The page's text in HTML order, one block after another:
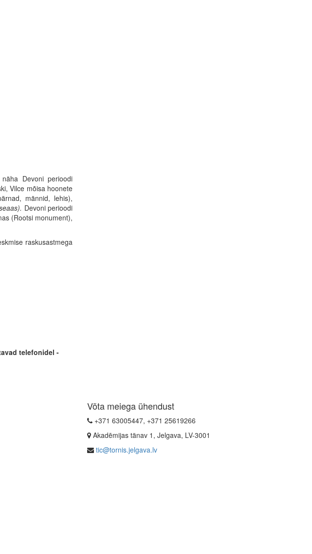
Devoni perioodi
Vilce mõisa hoonete
männid, lehis),
Devoni perioodi
(Rootsi monument),
raskusastmega
telefonidel -
Võta meiega ühendust
+371 63005447, +371 25619266
Akadēmijas tänav 1, Jelgava, LV-3001
tic@tornis.jelgava.lv